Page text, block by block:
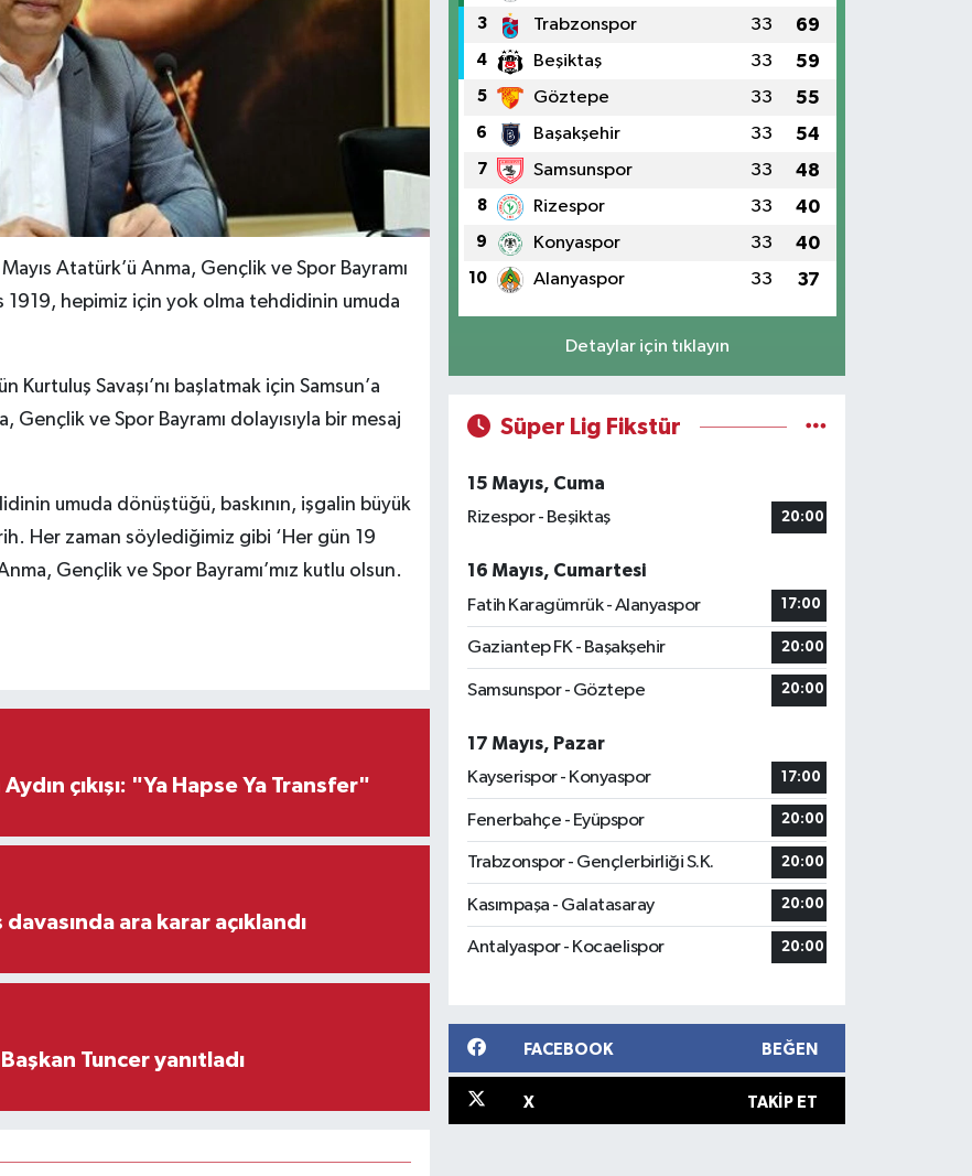
Atatürk’ü Anma, Gençlik ve Spor Bayramı
1919, hepimiz için yok olma tehdidinin umuda
Savaşı’nı başlatmak için Samsun’a
Gençlik ve Spor Bayramı dolayısıyla bir mesaj
umuda dönüştüğü, baskının, işgalin büyük
Her zaman söylediğimiz gibi ‘Her gün 19
Gençlik ve Spor Bayramı’mız kutlu olsun.
çıkışı: "Ya Hapse Ya Transfer"
ara karar açıklandı
Tuncer yanıtladı
3 Trabzonspor 33 69
4 Beşiktaş 33 59
5 Göztepe 33 55
6 Başakşehir 33 54
7 Samsunspor 33 48
8 Rizespor 33 40
9 Konyaspor 33 40
10 Alanyaspor 33 37
Detaylar için tıklayın
Süper Lig Fikstür
15 Mayıs, Cuma
Rizespor - Beşiktaş
20:00
16 Mayıs, Cumartesi
Fatih Karagümrük - Alanyaspor
17:00
Gaziantep FK - Başakşehir 20:00
Samsunspor - Göztepe 20:00
17 Mayıs, Pazar
Kayserispor - Konyaspor
17:00
Fenerbahçe - Eyüpspor 20:00
Trabzonspor - Gençlerbirliği S.K. 20:00
Kasımpaşa - Galatasaray 20:00
Antalyaspor - Kocaelispor 20:00
FACEBOOK BEĞEN
X TAKIP ET